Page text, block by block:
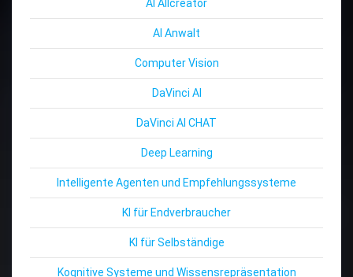
AI Allcreator
AI Anwalt
Computer Vision
DaVinci AI
DaVinci AI CHAT
Deep Learning
Intelligente Agenten und Empfehlungssysteme
KI für Endverbraucher
KI für Selbständige
Kognitive Systeme und Wissensrepräsentation